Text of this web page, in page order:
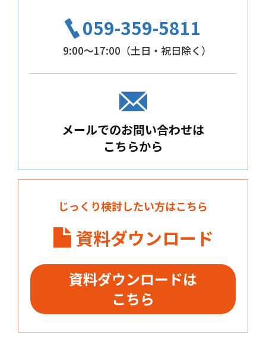
059-359-5811
9:00～17:00（土日・祝日除く）
メールでのお問い合わせは
こちらから
じっくり検討したい方はこちら
資料ダウンロード
資料ダウンロードは
こちら